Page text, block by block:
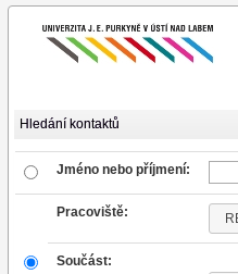
Hledání kontaktů
Jméno nebo příjmení:
Pracoviště:
Součást: